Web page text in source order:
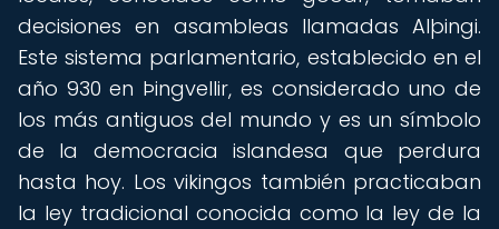
decisiones en asambleas llamadas Alþingi.
Este sistema parlamentario, establecido en el
año 930 en Þingvellir, es considerado uno de
los más antiguos del mundo y es un símbolo
de la democracia islandesa que perdura
hasta hoy. Los vikingos también practicaban
la ley tradicional conocida como la ley de la